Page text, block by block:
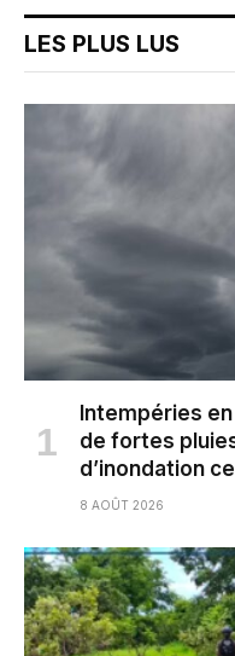
LES PLUS LUS
Intempéries en
de fortes
d’inondation
8 AOÛT 2026